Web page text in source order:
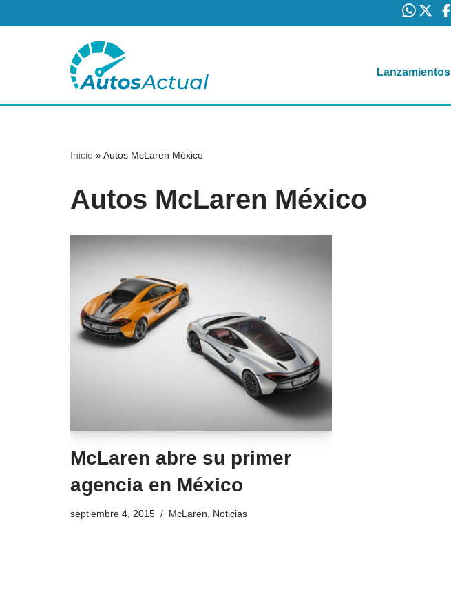
contenido
Lanzamientos
Inicio »Autos McLaren México
Autos McLaren México
McLaren abre su primer
agencia en México
septiembre 4, 2015 McLaren Noticias